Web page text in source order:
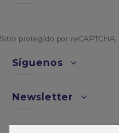
Sitio protegido por reCAPTCHA.
Síguenos
Newsletter